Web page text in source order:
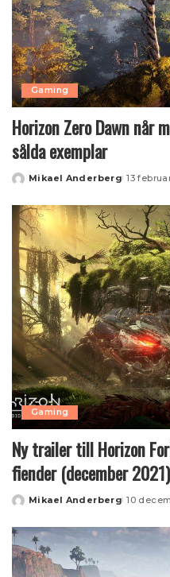
Gaming
Horizon Zero Dawn
sålda exemplar
Posted
Mikael Anderberg 13
Gaming
Ny trailer till Horizon
fiender (december 2021)
Posted
Mikael Anderberg 10